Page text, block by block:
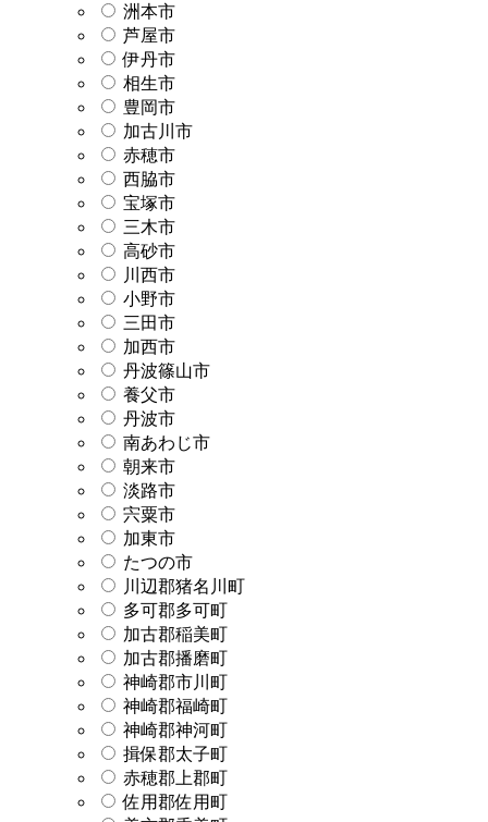
洲本市
芦屋市
伊丹市
相生市
豊岡市
加古川市
赤穂市
西脇市
宝塚市
三木市
高砂市
川西市
小野市
三田市
加西市
丹波篠山市
養父市
丹波市
南あわじ市
朝来市
淡路市
宍粟市
加東市
たつの市
川辺郡猪名川町
多可郡多可町
加古郡稲美町
加古郡播磨町
神崎郡市川町
神崎郡福崎町
神崎郡神河町
揖保郡太子町
赤穂郡上郡町
佐用郡佐用町